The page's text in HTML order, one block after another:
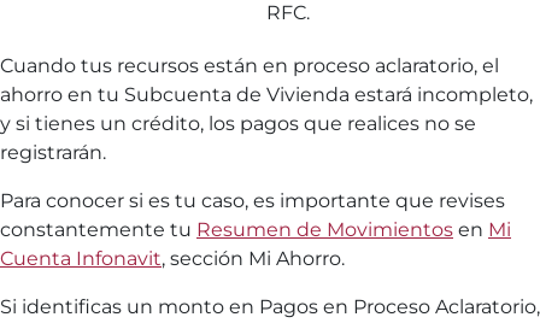
RFC.
Cuando tus recursos están en proceso aclaratorio, el
ahorro en tu Subcuenta de Vivienda estará incompleto,
y si tienes un crédito, los pagos que realices no se
registrarán.
Para conocer si es tu caso, es importante que revises
constantemente tu Resumen de Movimientos en Mi
Cuenta Infonavit, sección Mi Ahorro.
Si identificas un monto en Pagos en Proceso Aclaratorio,